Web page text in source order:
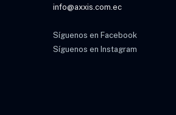
info@axxis.com.ec
Síguenos en Facebook
Síguenos en Instagram